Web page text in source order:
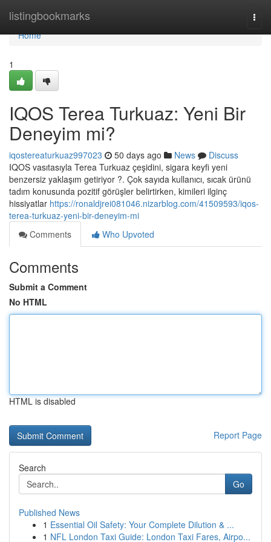
listingbookmarks
Home
Home
1
IQOS Terea Turkuaz: Yeni Bir
Deneyim mi?
iqostereaturkuaz997023 50 days ago News
Discuss
IQOS vasıtasıyla Terea Turkuaz çeşidini, sigara keyfi yeni
benzersiz yaklaşım getiriyor ?. Çok sayıda kullanıcı, sıcak ürünü
tadım konusunda pozitif görüşler belirtirken, kimileri ilginç
hissiyatlar https://ronaldjrei081046.nizarblog.com/41509593/iqos-
terea-turkuaz-yeni-bir-deneyim-mi
Comments
Who Upvoted
Comments
Submit a Comment
No HTML
HTML is disabled
Report Page
Search
Go
Published News
1 Essential Oil Safety: Your Complete Dilution & ...
1 NFL London Taxi Guide: London Taxi Fares, Airpo...